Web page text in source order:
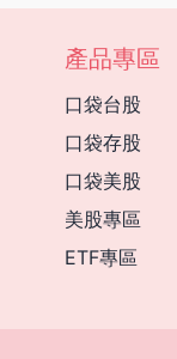
產品專區
口袋台股
口袋存股
口袋美股
美股專區
ETF專區